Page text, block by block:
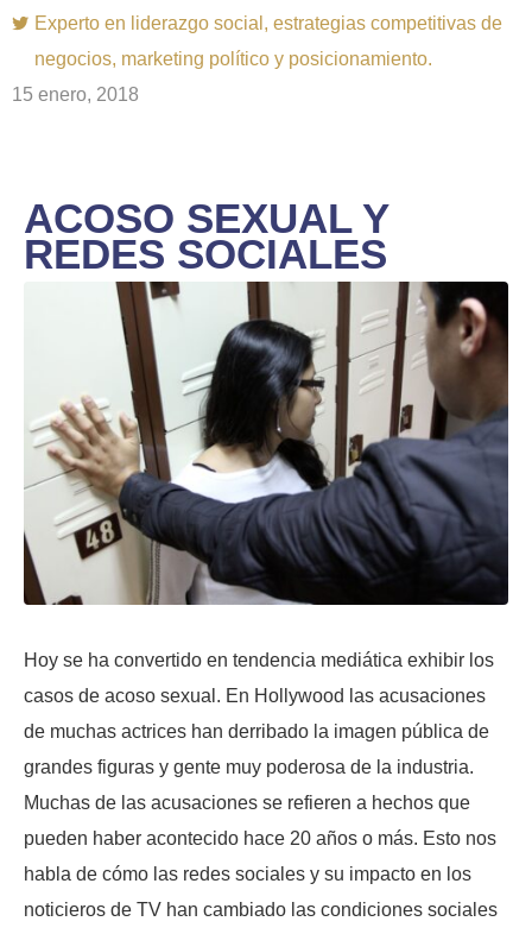
Experto en liderazgo social, estrategias competitivas de
negocios, marketing político y posicionamiento.
15 enero, 2018
ACOSO SEXUAL Y
REDES SOCIALES
Hoy se ha convertido en tendencia mediática exhibir los
casos de acoso sexual. En Hollywood las acusaciones
de muchas actrices han derribado la imagen pública de
grandes figuras y gente muy poderosa de la industria.
Muchas de las acusaciones se refieren a hechos que
pueden haber acontecido hace 20 años o más. Esto nos
habla de cómo las redes sociales y su impacto en los
noticieros de TV han cambiado las condiciones sociales